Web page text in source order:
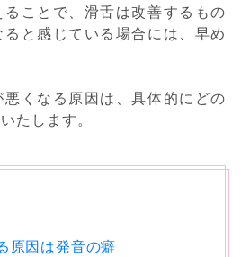
ことで、滑舌は改善するもの
と感じている場合には、早め
くなる原因は、具体的にどの
たします。
原因は発音の癖